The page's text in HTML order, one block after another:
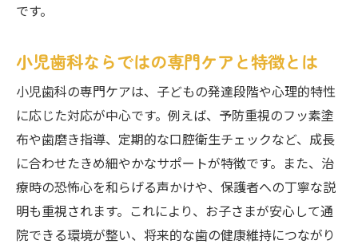
です。
小児歯科ならではの専門ケアと特徴とは
小児歯科の専門ケアは、子どもの発達段階や心理的特性
に応じた対応が中心です。例えば、予防重視のフッ素塗
布や歯磨き指導、定期的な口腔衛生チェックなど、成長
に合わせたきめ細やかなサポートが特徴です。また、治
療時の恐怖心を和らげる声かけや、保護者への丁寧な説
明も重視されます。これにより、お子さまが安心して通
院できる環境が整い、将来的な歯の健康維持につながり